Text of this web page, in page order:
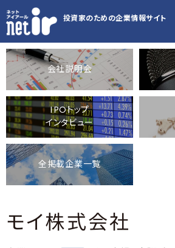
投資家のための企業情報サイト
会社説明会
IPOトップ
インタビュー
全掲載企業一覧
モイ株式会社